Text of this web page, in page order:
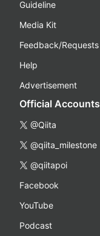
Guideline
Media Kit
Feedback/Requests
Help
Advertisement
Official Accounts
@Qiita
@qiita_milestone
@qiitapoi
Facebook
YouTube
Podcast